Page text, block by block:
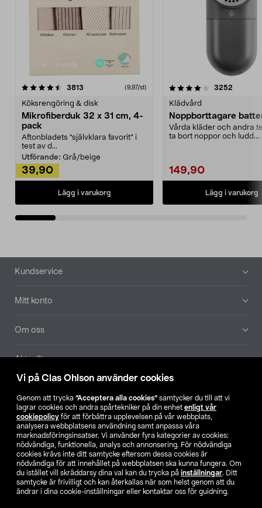
Vi på Clas Ohlson använder cookies
Genom att trycka ”Acceptera alla cookies” samtycker du till att vi
lagrar cookies och andra spårtekniker på din enhet enligt vår
cookiepolicy för att förbättra upplevelsen på vår webbplats,
analysera webbplatsens användning samt anpassa våra
marknadsföringsinsatser. Vi använder fyra kategorier av cookies:
nödvändiga, funktionella, analys och annonsering. För nödvändiga
cookies krävs inte ditt samtycke eftersom dessa cookies är
nödvändiga för att innehållet på webbplatsen ska kunna fungera. Om
du istället vill skräddarsy dina val kan du trycka på inställningar. Ditt
samtycke är frivilligt och kan återkallas när som helst genom att du
ändrar i dina cookie-inställningar eller kontaktar oss för guidning.
3813 (9,97/st)
Köksrengöring & disk
Mikrofiberduk 32 x 31 cm, 4-
pack
Aftonbladets "självklara favorit” i
test av d...
Utförande: Grå/beige
39,90
Lägg i varukorg
4.0av 5 stjärnor 3252
Klädvård
Noppborttagare
Vårda kläder och andra
ta bort noppor och ludd.
149,90
Lägg i varukorg
4.5av 5 stjärnor
Sidfot
Kundservice
Mitt konto
Om oss
Aktuellt
Hitta butik
SE NO FI